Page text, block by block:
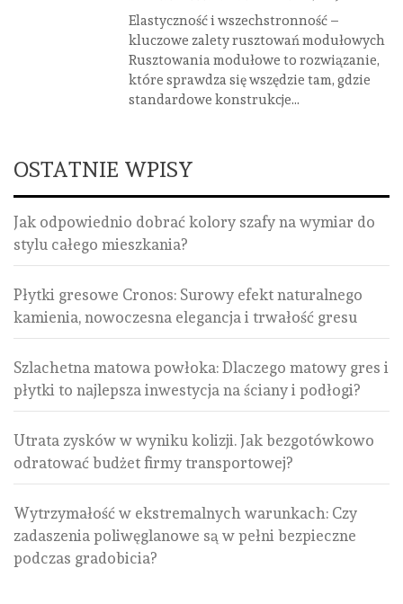
Elastyczność i wszechstronność –
kluczowe zalety rusztowań modułowych
Rusztowania modułowe to rozwiązanie,
które sprawdza się wszędzie tam, gdzie
standardowe konstrukcje...
OSTATNIE WPISY
Jak odpowiednio dobrać kolory szafy na wymiar do
stylu całego mieszkania?
Płytki gresowe Cronos: Surowy efekt naturalnego
kamienia, nowoczesna elegancja i trwałość gresu
Szlachetna matowa powłoka: Dlaczego matowy gres i
płytki to najlepsza inwestycja na ściany i podłogi?
Utrata zysków w wyniku kolizji. Jak bezgotówkowo
odratować budżet firmy transportowej?
Wytrzymałość w ekstremalnych warunkach: Czy
zadaszenia poliwęglanowe są w pełni bezpieczne
podczas gradobicia?